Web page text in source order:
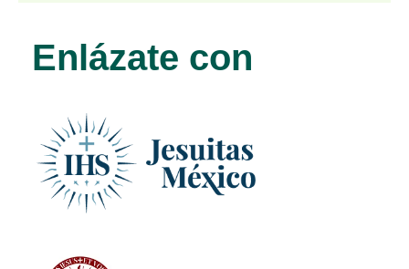
Enlázate con